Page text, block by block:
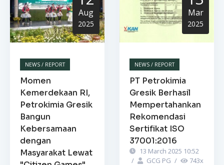
Aug
2025
NEWS / REPORT
Momen
Kemerdekaan RI,
Petrokimia Gresik
Bangun
Kebersamaan
dengan
Masyarakat Lewat
Mar
2025
NEWS / REPORT
PT Petrokimia
Gresik Berhasil
Mempertahankan
Rekomendasi
Sertifikat ISO
37001:2016
13 March 2025 10:52
/
GCG PG / 743x